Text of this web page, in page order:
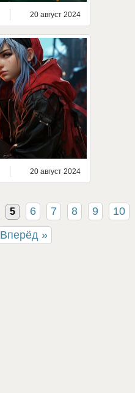
20 август 2024
20 август 2024
5 6 7 8 9 10
Вперёд »